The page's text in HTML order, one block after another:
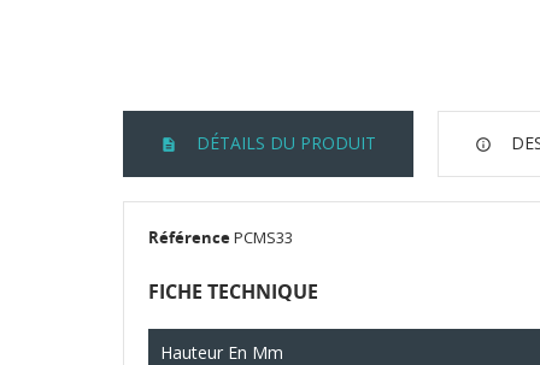
DÉTAILS DU PRODUIT
RéférencePCMS33
FICHE TECHNIQUE
Hauteur En Mm